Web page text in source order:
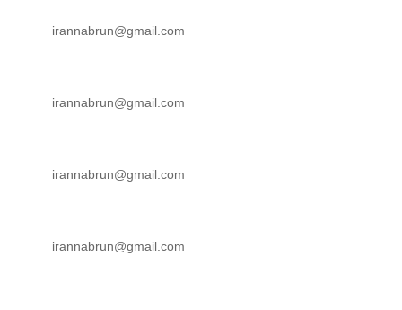
irannabrun@gmail.com
irannabrun@gmail.com
irannabrun@gmail.com
irannabrun@gmail.com